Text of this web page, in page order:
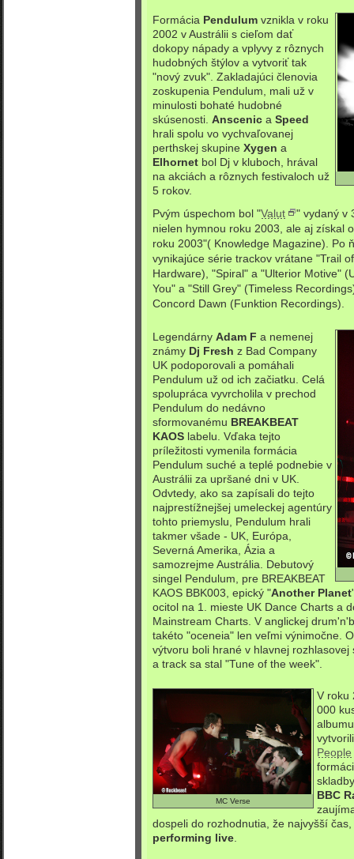
Formácia Pendulum vznikla v roku
2002 v Austrálii s cieľom dať
dokopy nápady a vplyvy z rôznych
hudobných štýlov a vytvoriť tak
"nový zvuk". Zakladajúci členovia
zoskupenia Pendulum, mali už v
minulosti bohaté hudobné
skúsenosti. Anscenic a Speed
hrali spolu vo vychvaľovanej
perthskej skupine Xygen a
Elhornet bol Dj v kluboch, hrával
na akciách a rôznych festivaloch už
5 rokov.
Pvým úspechom bol "Valut
" vydaný v
nielen hymnou roku 2003, ale aj získal
roku 2003"( Knowledge Magazine). Po
vynikajúce série trackov vrátane "Trail
Hardware), "Spiral" a "Ulterior Motive"
You" a "Still Grey" (Timeless
Concord Dawn (Funktion Recordings).
Legendárny Adam F a nemenej
známy Dj Fresh z Bad Company
UK podoporovali a pomáhali
Pendulum už od ich začiatku. Celá
spolupráca vyvrcholila v prechod
Pendulum do nedávno
sformovanému BREAKBEAT
KAOS labelu. Vďaka tejto
príležitosti vymenila formácia
Pendulum suché a teplé podnebie v
Austrálii za upršané dni v UK.
Odvtedy, ako sa zapísali do tejto
najprestížnejšej umeleckej agentúry
tohto priemyslu, Pendulum hrali
takmer všade - UK, Európa,
Severná Amerika, Ázia a
samozrejme Austrália. Debutový
singel Pendulum, pre BREAKBEAT
KAOS BBK003, epický "Another Planet
ocitol na 1. mieste UK Dance Charts a
Mainstream Charts. V anglickej
takéto "oceneia" len veľmi výnimočne.
výtvoru boli hrané v hlavnej rozhlasovej
a track sa stal "Tune of the week".
MC Verse
V roku
000
People
BBC
dospeli do rozhodnutia, že najvyšší
performing live